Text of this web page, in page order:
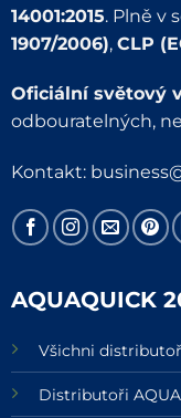
14001:2015. Plně v
1907/2006), CLP
Oficiální světový
odbouratelných,
Kontakt:
AQUAQUICK
Všichni
Distributoři